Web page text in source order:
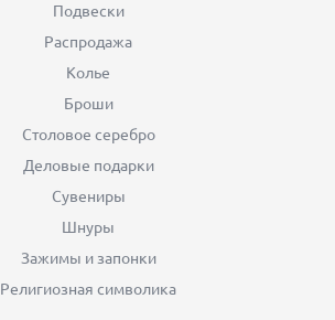
Подвески
Распродажа
Колье
Броши
Столовое серебро
Деловые подарки
Сувениры
Шнуры
Зажимы и запонки
Религиозная символика